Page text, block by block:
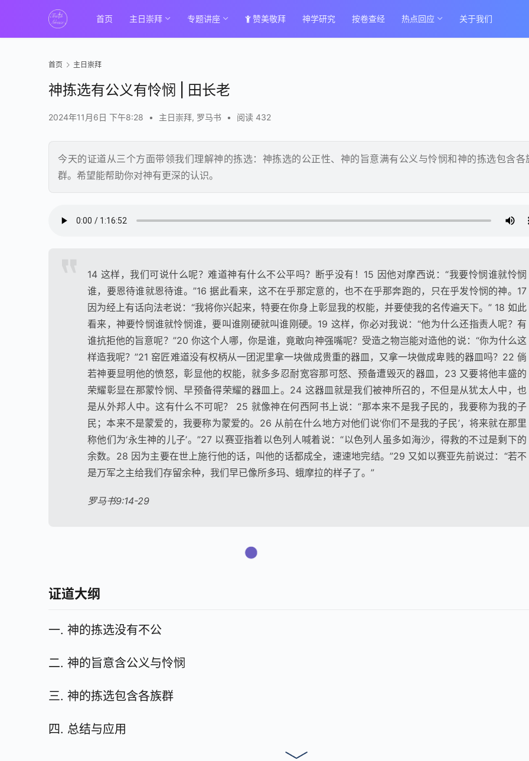
首页 主日崇拜 专题讲座 赞美敬拜 神学研究 按卷查经 热点回应 关于我们
首页 主日崇拜
神拣选有公义有怜悯 | 田长老
2024年11月6日 下午8:28 • 主日崇拜, 罗马书 • 阅读 432
今天的证道从三个方面带领我们理解神的拣选：神拣选的公正性、神的旨意满有公义与怜悯和神的拣选包含各
群。希望能帮助你对神有更深的认识。
14 这样，我们可说什么呢？难道神有什么不公平吗？断乎没有！15 因他对摩西说：“我要怜悯谁就怜悯
谁，要恩待谁就恩待谁。”16 据此看来，这不在乎那定意的，也不在乎那奔跑的，只在乎发怜悯的神。17
因为经上有话向法老说：“我将你兴起来，特要在你身上彰显我的权能，并要使我的名传遍天下。” 18 如此
看来，神要怜悯谁就怜悯谁，要叫谁刚硬就叫谁刚硬。19 这样，你必对我说：“他为什么还指责人呢？有
谁抗拒他的旨意呢？”20 你这个人哪，你是谁，竟敢向神强嘴呢？受造之物岂能对造他的说：“你为什么这
样造我呢？”21 窑匠难道没有权柄从一团泥里拿一块做成贵重的器皿，又拿一块做成卑贱的器皿吗？22 倘
若神要显明他的愤怒，彰显他的权能，就多多忍耐宽容那可怒、预备遭毁灭的器皿，23 又要将他丰盛的
荣耀彰显在那蒙怜悯、早预备得荣耀的器皿上。24 这器皿就是我们被神所召的，不但是从犹太人中，也
是从外邦人中。这有什么不可呢？ 25 就像神在何西阿书上说：“那本来不是我子民的，我要称为我的子
民；本来不是蒙爱的，我要称为蒙爱的。26 从前在什么地方对他们说‘你们不是我的子民’，将来就在那里
称他们为‘永生神的儿子’。”27 以赛亚指着以色列人喊着说：“以色列人虽多如海沙，得救的不过是剩下的
余数。28 因为主要在世上施行他的话，叫他的话都成全，速速地完结。”29 又如以赛亚先前说过：“若不
是万军之主给我们存留余种，我们早已像所多玛、蛾摩拉的样子了。”
罗马书9:14-29
证道大纲
一. 神的拣选没有不公
二. 神的旨意含公义与怜悯
三. 神的拣选包含各族群
四. 总结与应用